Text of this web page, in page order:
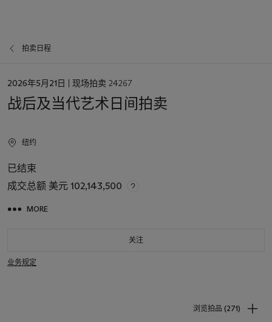
拍卖日程
日
2026年5月21日 | 现场拍卖 24267
战后及当代艺术日间拍卖
纽约
已结束
成交总额 美元 102,143,500
MORE
关注
业务规定
浏览拍品 (271)